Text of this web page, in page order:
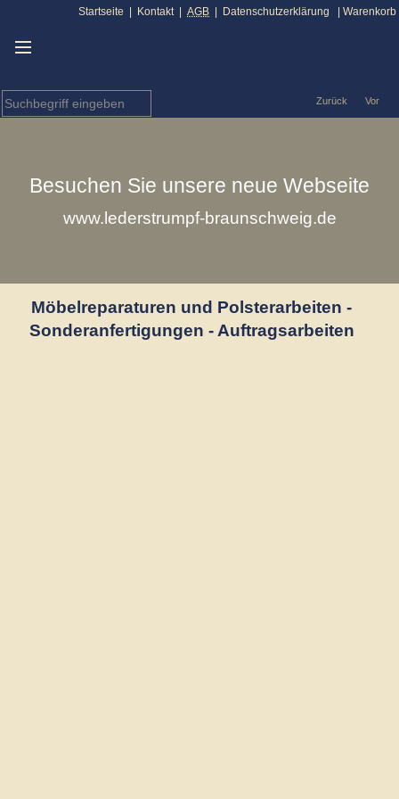
Besuchen Sie unsere neue Webseite
www.lederstrumpf-braunschweig.de
Startseite | Kontakt | AGB | Datenschutzerklärung Warenkorb
Möbelreparaturen und Polsterarbeiten -
Sonderanfertigungen - Auftragsarbeiten
Zurück Vor